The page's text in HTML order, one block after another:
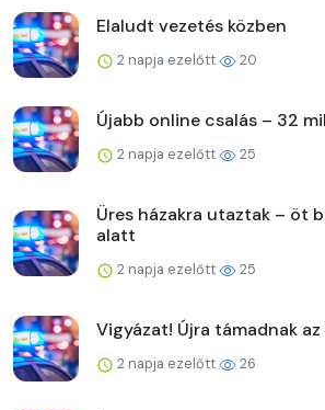
Elaludt vezetés közben
2 napja ezelőtt 20
Újabb online csalás – 32
2 napja ezelőtt 25
Üres házakra utaztak – öt
alatt
2 napja ezelőtt 25
Vigyázat! Újra támadnak
2 napja ezelőtt 26